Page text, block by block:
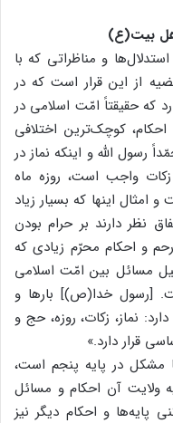
بیت(ع)
و مناظراتی که با
از این قرار است که در
که حقیقتاً امّت اسلامی در
کوچک‌ترین اختلافی
رسول الله و اینکه نماز در
واجب است، روزه ماه
اینها که بسیار زیاد
نظر دارند بر حرام بودن
و احکام محرّم زیادی که
مسائل بین امّت اسلامی
[رسول خدا(ص)] بارها و
نماز، زکات، روزه، حج و
قرار دارد.»
مشکل در پایه پنجم است،
ولایت آن احکام و مسائل
پایه‌ها و احکام دیگر نیز